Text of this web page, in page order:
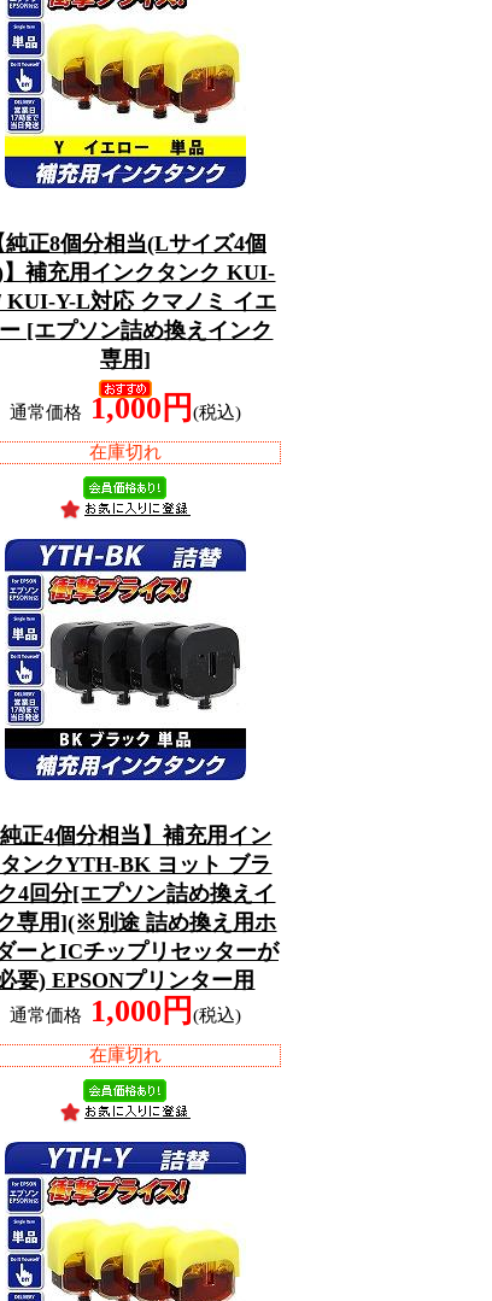
純正8個分相当(Lサイズ4個
】補充用インクタンク KUI-
KUI-Y-L対応 クマノミ イエ
[エプソン詰め換えインク
専用]
通常価格 1,000円(税込)
在庫切れ
純正4個分相当】補充用イン
ンクYTH-BK ヨット ブラ
4回分[エプソン詰め換えイ
専用](※別途 詰め換え用ホ
ーとICチップリセッターが
要) EPSONプリンター用
通常価格 1,000円(税込)
在庫切れ